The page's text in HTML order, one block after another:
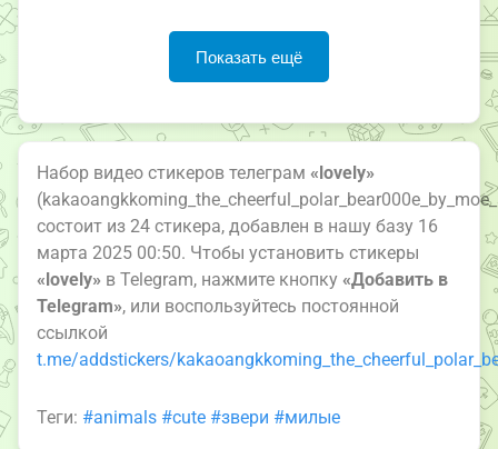
Показать ещё
Набор видео стикеров телеграм «lovely»
состоит из 24 стикера, добавлен в нашу базу 16
марта 2025 00:50. Чтобы установить стикеры
«lovely» в Telegram, нажмите кнопку «Добавить в
Telegram», или воспользуйтесь постоянной
ссылкой
t.me/addstickers/
Теги: #animals #cute #звери #милые